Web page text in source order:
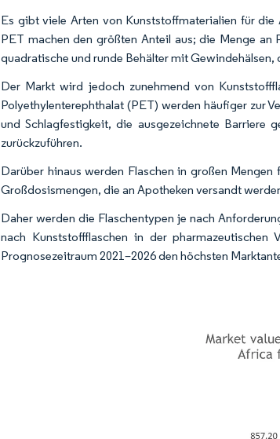
Es gibt viele Arten von Kunststoffmaterialien für
PET machen den größten Anteil aus; die Menge
quadratische und runde Behälter mit Gewindehälsen,
Der Markt wird jedoch zunehmend von
Polyethylenterephthalat (PET) werden häufiger zur
und Schlagfestigkeit, die ausgezeichnete Barriere
zurückzuführen.
Darüber hinaus werden Flaschen in großen
Großdosismengen, die an Apotheken versandt
Daher werden die Flaschentypen je nach
nach Kunststoffflaschen in der
Prognosezeitraum 2021–2026 den höchsten